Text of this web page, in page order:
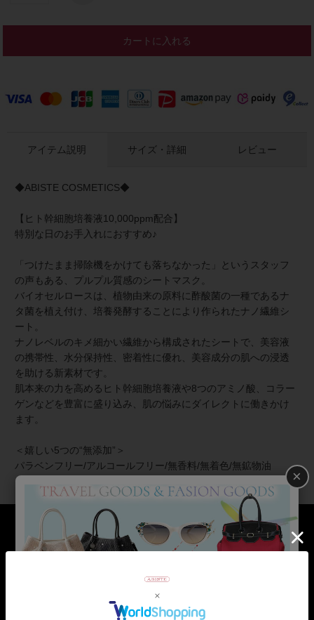
カートに入れる
アイテム説明
◆ABISTE COSMETICS◆
【ヒト幹細胞培養液10,000ppm配合】
特別な日のお手入れにおすすめ♪
「つけたまま掃除機をかけても落ちなかった」というスタッフ
の声もある、プルプル質感のシートマスク。
バイオセルロースは、植物由来の原料に酢酸菌の一種であるナ
タ菌を植え付け、培養発酵することにより作られたナノ繊維シ
ート。
ナノレベルのキメ細かい繊維から構成されたシートで、美容液
の携帯性、水分保持性、密着性に優れ、美容成分の肌への浸透
を助ける新素材です。
肌本来の力を高めるヒト幹細胞培養液や8つのアミノ酸、コラー
ゲンなどを豊富に盛り込み、肌の悩みにダイレクトに働きかけ
ます。
＜嬉しい5つの“無添加”＞
パラベンフリー/アルコールフリー/無香料/無着色/無鉱物油
サイズ・詳細 レビュー
×